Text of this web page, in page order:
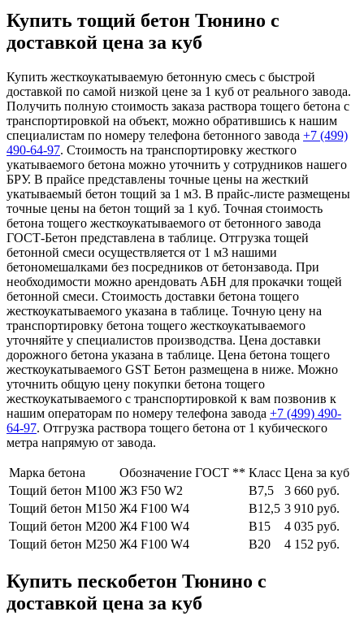
Купить тощий бетон Тюнино с
доставкой цена за куб
Купить жесткоукатываемую бетонную смесь с быстрой
доставкой по самой низкой цене за 1 куб от реального завода.
Получить полную стоимость заказа раствора тощего бетона с
транспортировкой на объект, можно обратившись к нашим
специалистам по номеру телефона бетонного завода +7 (499)
490-64-97. Стоимость на транспортировку жесткого
укатываемого бетона можно уточнить у сотрудников нашего
БРУ. В прайсе представлены точные цены на жесткий
укатываемый бетон тощий за 1 м3. В прайс-листе размещены
точные цены на бетон тощий за 1 куб. Точная стоимость
бетона тощего жесткоукатываемого от бетонного завода
ГОСТ-Бетон представлена в таблице. Отгрузка тощей
бетонной смеси осуществляется от 1 м3 нашими
бетономешалками без посредников от бетонзавода. При
необходимости можно арендовать АБН для прокачки тощей
бетонной смеси. Стоимость доставки бетона тощего
жесткоукатываемого указана в таблице. Точную цену на
транспортировку бетона тощего жесткоукатываемого
уточняйте у специалистов производства. Цена доставки
дорожного бетона указана в таблице. Цена бетона тощего
жесткоукатываемого GST Бетон размещена в ниже. Можно
уточнить общую цену покупки бетона тощего
жесткоукатываемого с транспортировкой к вам позвонив к
нашим операторам по номеру телефона завода +7 (499) 490-
64-97. Отгрузка раствора тощего бетона от 1 кубического
метра напрямую от завода.
Марка бетона Обозначение ГОСТ ** Класс Цена за куб
Тощий бетон М100 Ж3 F50 W2 В7,5
3 660 руб.
Тощий бетон М150 Ж4 F100 W4 В12,5 3 910 руб.
Тощий бетон М200 Ж4 F100 W4 В15
4 035 руб.
Тощий бетон М250 Ж4 F100 W4 В20 4 152 руб.
Купить пескобетон Тюнино с
доставкой цена за куб